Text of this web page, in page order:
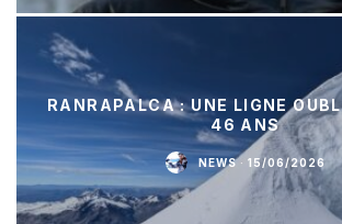
RANRAPALCA : UNE LIGNE
46 ANS
NEWS · 15/06/2026